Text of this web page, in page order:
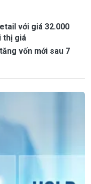
với giá 32.000
thị giá
vốn mới sau 7